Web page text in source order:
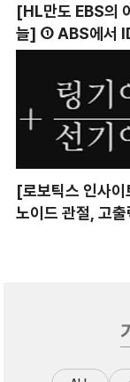
[HL만도 EBS의
늘] ① ABS에서
브레이크 기술의
[로보틱스 인사이
노이드 관절, 고출